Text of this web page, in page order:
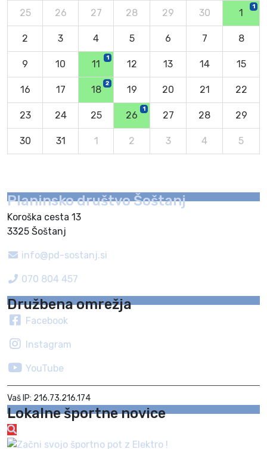
25 26 27 28 29 30 1
1
2 3 4 5 6 7 8
9 10 11
1
12 13 14 15
16 17 18
2
19 20 21 22
23 24 25 26
1
27 28 29
30 31 1 2 3 4 5
Planinsko društvo Šoštanj
Koroška cesta 13
3325 Šoštanj
info@pd-sostanj.si
070 804 457
Družbena omrežja
Facebook
Instagram
YouTube
Vaš IP: 216.73.216.174
Lokalne športne novice